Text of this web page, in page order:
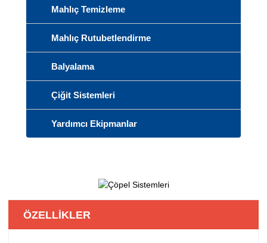
Mahlıç Temizleme
Mahlıç Rutubetlendirme
Balyalama
Çiğit Sistemleri
Yardımcı Ekipmanlar
ÖZELLİKLER